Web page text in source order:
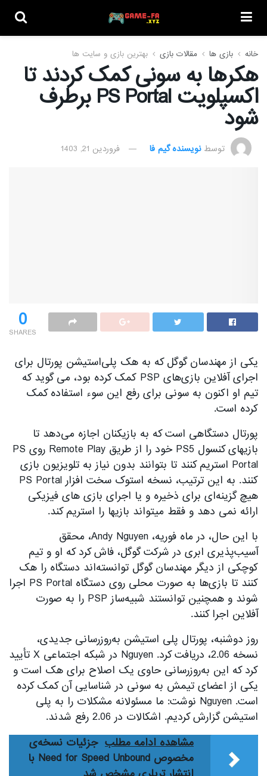
خانه بازی ها مقالات بازی بهترین بازی و سایت ها
هکرها به سونی کمک کردند تا
اکسپلویت PS Portal برطرف
شود
توسط نویسنده گیم فا فروردین 21, 1403
0
SHARES
یکی از مهندسان گوگل که به هک پلی‌استیشن پورتال برای
اجرای آفلاین بازی‌های PSP کمک کرده بود، می گوید که
تیم او اکنون به سونی برای رفع این سوء استفاده کمک
کرده است.
پورتال دستگاهی است که به بازیکنان اجازه می‌دهد تا
بازیهای کنسول PS5 خود را از طریق Remote Play روی PS
Portal استریم کنند تا بتوانند بدون نیاز به تلویزیون بازی
کنند. به این ترتیب، نسخه استوک سخت افزار PS Portal
هیچ گزینه‌ای برای ذخیره و یا اجرای بازی های فیزیکی
ارائه نمی دهد و فقط میتواند بازیها را استریم کند.
با این حال، در ماه فوریه، Andy Nguyen، محقق
آسیب‌پذیری ابری در شرکت گوگل، فاش کرد که او و تیم
کوچکی از دیگر مهندسان گوگل توانسته‌اند دستگاه را هک
کنند تا بازی‌ها به صورت محلی روی دستگاه PS Portal اجرا
شوند و همچنین توانستند شبیه‌ساز PSP را به صورت
آفلاین اجرا کنند.
روز دوشنبه، پورتال پلی استیشن به‌روزرسانی جدیدی،
نسخه 2.06، دریافت کرد. Nguyen در شبکه اجتماعی X تأیید
کرد که این به‌روزرسانی حاوی یک اصلاح برای هک است و
یکی از اعضای تیمش به سونی در شناسایی آن کمک کرده
است. Nguyen نوشت: ما مسئولانه مشکلات را به پلی
استیشن گزارش کردیم. اشکالات در 2.06 رفع شدند.
مشاهده ادامه مطلب جزئیات نسخه‌ی
مخصوص Need for Speed Unbound با